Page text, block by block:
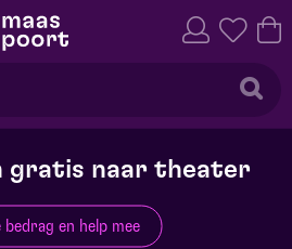
gratis naar theater
bedrag en help mee